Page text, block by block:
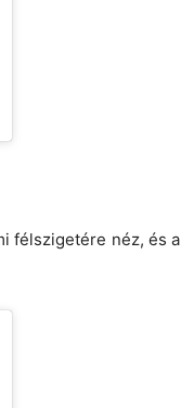
félszigetére néz, és a